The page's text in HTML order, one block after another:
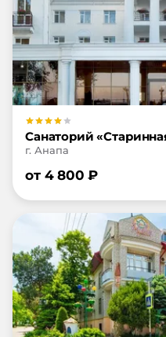
Санаторий
г. Анапа
от 4 800 ₽